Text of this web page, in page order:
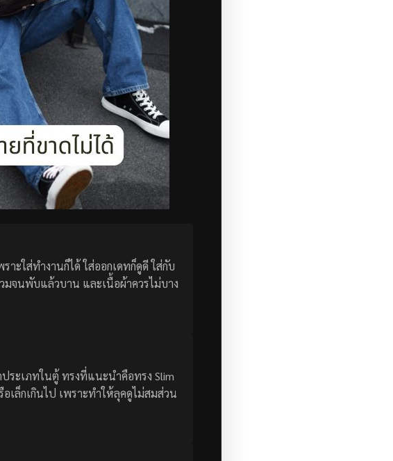
ะใส่ทำงานก็ได้ ใส่ออกเดทก็ดูดี ใส่กับ
จนพับแล้วบาน และเนื้อผ้าควรไม่บาง
ประเภทในตู้ ทรงที่แนะนำคือทรง Slim
เล็กเกินไป เพราะทำให้ลุคดูไม่สมส่วน